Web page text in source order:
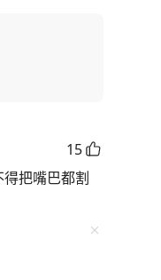
15
把嘴巴都割